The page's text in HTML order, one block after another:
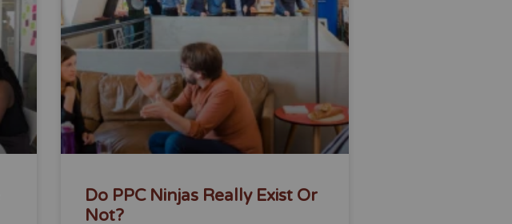
Do PPC Ninjas Really Exist Or
Not?